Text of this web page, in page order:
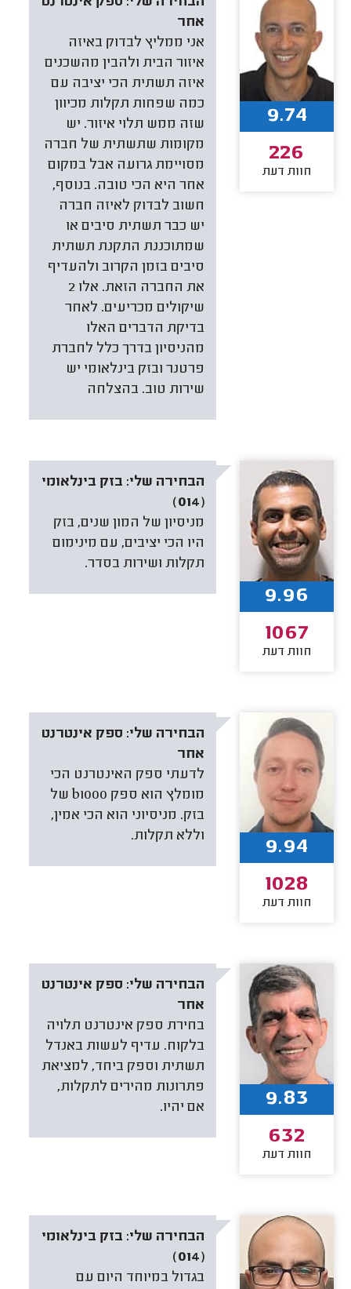
אחר
אני ממליץ לבדוק באיזה
איזור הבית ולהבין מהשכנים
איזה תשתית הכי יציבה עם
כמה שפחות תקלות מכיוון
שזה ממש תלוי איזור. יש
מקומות שתשתית של חברה
מסויימת גרועה אבל במקום
אחר היא הכי טובה. בנוסף,
חשוב לבדוק לאיזה חברה
יש כבר תשתית סיבים או
שמתוכננת התקנת תשתית
סיבים בזמן הקרוב ולהעדיף
את החברה הזאת. אלו 2
שיקולים מכריעים. לאחר
בדיקת הדברים האלו
מהניסיון בדרך כלל לחברת
פרטנר ובזק בינלאומי יש
שירות טוב. בהצלחה
9.74
226
חוות דעת
הבחירה שלי: בזק בינלאומי
(014)
מניסיון של המון שנים, בזק
היו הכי יציבים, עם מינימום
תקלות ושירות בסדר.
9.96
1067
חוות דעת
הבחירה שלי: ספק אינטרנט
אחר
לדעתי ספק האינטרנט הכי
מומלץ הוא ספק b1000 של
בזק. מניסיוני הוא הכי אמין,
וללא תקלות.
9.94
1028
חוות דעת
הבחירה שלי: ספק אינטרנט
אחר
בחירת ספק אינטרנט תלויה
בלקוח. עדיף לעשות באנדל
תשתית וספק ביחד, למציאת
פתרונות מהירים לתקלות,
אם יהיו.
9.83
632
חוות דעת
הבחירה שלי: בזק בינלאומי
(014)
בגדול במיוחד היום עם